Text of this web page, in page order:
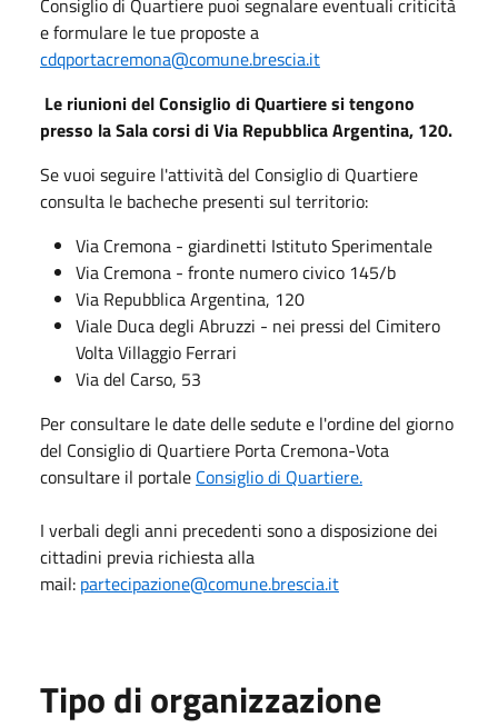
e formulare le tue proposte a
cdqportacremona@comune.brescia.it
Le riunioni del Consiglio di Quartiere si tengono
presso la Sala corsi di Via Repubblica Argentina, 120.
Se vuoi seguire l'attività del Consiglio di Quartiere
consulta le bacheche presenti sul territorio: ​
Via Cremona - giardinetti Istituto Sperimentale
Via Cremona - fronte numero civico 145/b
Via Repubblica Argentina, 120​
Viale Duca degli Abruzzi - nei pressi del Cimitero
Volta​ Villaggio Ferrari
Via del Carso, 53​
Per consultare le date delle sedute e l'ordine del giorno
del Consiglio di Quartiere Porta Cremona-Vota
consultare il portale Consiglio di Quartiere.
I verbali degli anni precedenti sono a disposizione dei
cittadini previa richiesta alla
mail: partecipazione@comune.brescia.it
Tipo di organizzazione